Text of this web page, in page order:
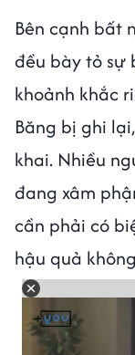
Bên cạnh bất
đều bày tỏ sự
khoảnh khắc
Băng bị ghi
khai. Nhiều
đang xâm
cần phải có
hậu quả